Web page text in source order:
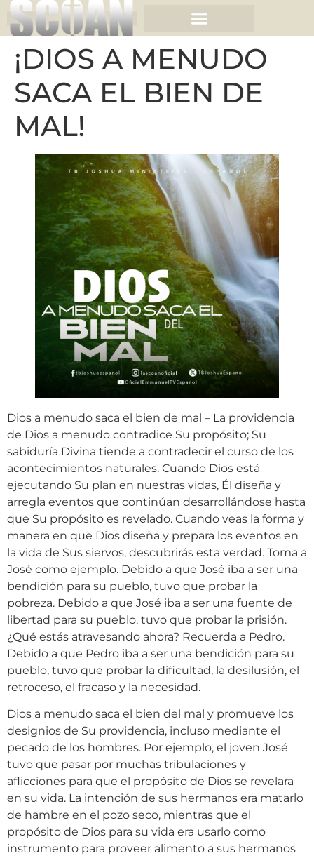
¡DIOS A MENUDO
SACA EL BIEN DE
MAL!
Dios a menudo saca el bien de mal – La providencia
de Dios a menudo contradice Su propósito; Su
sabiduría Divina tiende a contradecir el curso de los
acontecimientos naturales. Cuando Dios está
ejecutando Su plan en nuestras vidas, Él diseña y
arregla eventos que continúan desarrollándose hasta
que Su propósito es revelado. Cuando veas la forma y
manera en que Dios diseña y prepara los eventos en
la vida de Sus siervos, descubrirás esta verdad. Toma a
José como ejemplo. Debido a que José iba a ser una
bendición para su pueblo, tuvo que probar la
pobreza. Debido a que José iba a ser una fuente de
libertad para su pueblo, tuvo que probar la prisión.
¿Qué estás atravesando ahora? Recuerda a Pedro.
Debido a que Pedro iba a ser una bendición para su
pueblo, tuvo que probar la dificultad, la desilusión, el
retroceso, el fracaso y la necesidad.
Dios a menudo saca el bien del mal y promueve los
designios de Su providencia, incluso mediante el
pecado de los hombres. Por ejemplo, el joven José
tuvo que pasar por muchas tribulaciones y
aflicciones para que el propósito de Dios se revelara
en su vida. La intención de sus hermanos era matarlo
de hambre en el pozo seco, mientras que el
propósito de Dios para su vida era usarlo como
instrumento para proveer alimento a sus hermanos